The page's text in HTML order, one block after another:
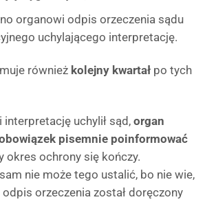
organowi odpis orzeczenia sądu
uchylającego interpretację.
również kolejny kwartał po tych
interpretację uchylił sąd, organ
pisemnie poinformować
okres ochrony się kończy.
nie może tego ustalić, bo nie wie,
odpis orzeczenia został doręczony